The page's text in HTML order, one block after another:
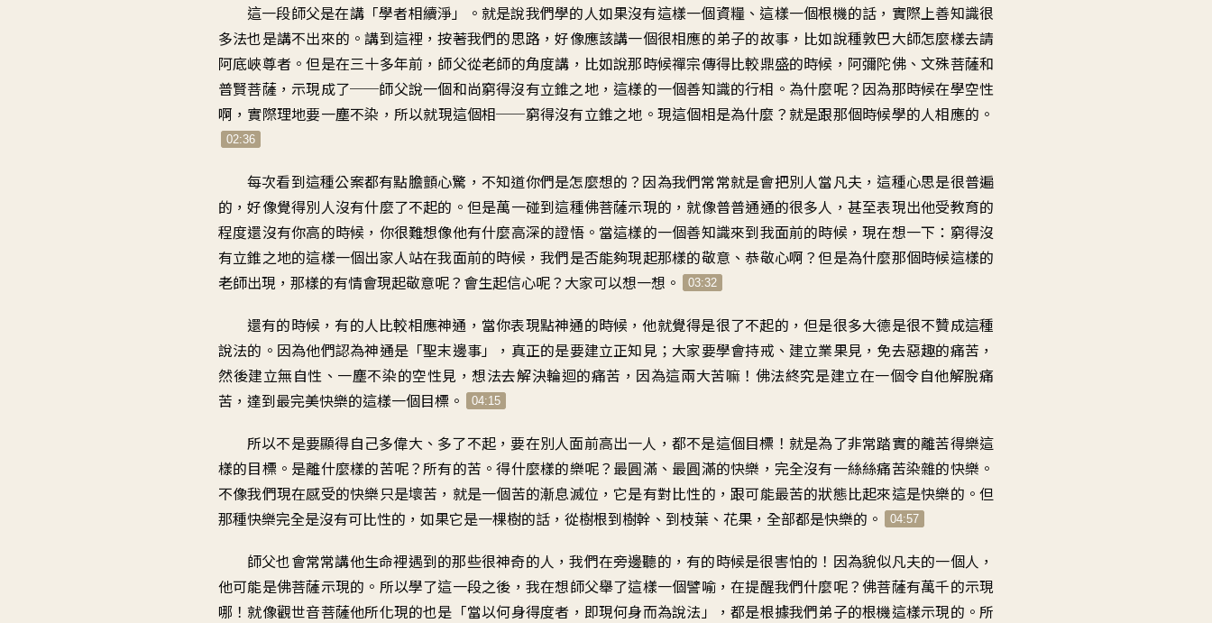
這一段師父是在講「學者相續淨」。就是說我們學的人如果沒有這樣一個資糧、這樣一個根機的話，實際上善知識很
多法也是講不出來的。講到這裡，按著我們的思路，好像應該講一個很相應的弟子的故事，比如說種敦巴大師怎麼樣去請
阿底峽尊者。但是在三十多年前，師父從老師的角度講，比如說那時候禪宗傳得比較鼎盛的時候，阿彌陀佛、文殊菩薩和
普賢菩薩，示現成了──師父說一個和尚窮得沒有立錐之地，這樣的一個善知識的行相。為什麼呢？因為那時候在學空性
啊，實際理地要一塵不染，所以就現這個相──窮得沒有立錐之地。現這個相是為什麼？就是跟那個時候學的人相應的。
02:36
每次看到這種公案都有點膽顫心驚，不知道你們是怎麼想的？因為我們常常就是會把別人當凡夫，這種心思是很普遍
的，好像覺得別人沒有什麼了不起的。但是萬一碰到這種佛菩薩示現的，就像普普通通的很多人，甚至表現出他受教育的
程度還沒有你高的時候，你很難想像他有什麼高深的證悟。當這樣的一個善知識來到我面前的時候，現在想一下：窮得沒
有立錐之地的這樣一個出家人站在我面前的時候，我們是否能夠現起那樣的敬意、恭敬心啊？但是為什麼那個時候這樣的
老師出現，那樣的有情會現起敬意呢？會生起信心呢？大家可以想一想。
03:32
還有的時候，有的人比較相應神通，當你表現點神通的時候，他就覺得是很了不起的，但是很多大德是很不贊成這種
說法的。因為他們認為神通是「聖末邊事」，真正的是要建立正知見；大家要學會持戒、建立業果見，免去惡趣的痛苦，
然後建立無自性、一塵不染的空性見，想法去解決輪迴的痛苦，因為這兩大苦嘛！佛法終究是建立在一個令自他解脫痛
苦，達到最完美快樂的這樣一個目標。
04:15
所以不是要顯得自己多偉大、多了不起，要在別人面前高出一人，都不是這個目標！就是為了非常踏實的離苦得樂這
樣的目標。是離什麼樣的苦呢？所有的苦。得什麼樣的樂呢？最圓滿、最圓滿的快樂，完全沒有一絲絲痛苦染雜的快樂。
不像我們現在感受的快樂只是壞苦，就是一個苦的漸息滅位，它是有對比性的，跟可能最苦的狀態比起來這是快樂的。但
那種快樂完全是沒有可比性的，如果它是一棵樹的話，從樹根到樹幹、到枝葉、花果，全部都是快樂的。
04:57
師父也會常常講他生命裡遇到的那些很神奇的人，我們在旁邊聽的，有的時候是很害怕的！因為貌似凡夫的一個人，
他可能是佛菩薩示現的。所以學了這一段之後，我在想師父舉了這樣一個譬喻，在提醒我們什麼呢？佛菩薩有萬千的示現
哪！就像觀世音菩薩他所化現的也是「當以何身得度者，即現何身而為說法」，都是根據我們弟子的根機這樣示現的。所